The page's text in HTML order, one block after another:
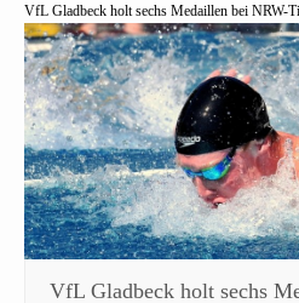
VfL Gladbeck holt sechs Medaillen bei NRW-
VfL Gladbeck holt sechs